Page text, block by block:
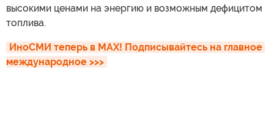
высокими ценами на энергию и возможным дефицитом
топлива.
ИноСМИ теперь в MAX! Подписывайтесь на главное
международное >>>